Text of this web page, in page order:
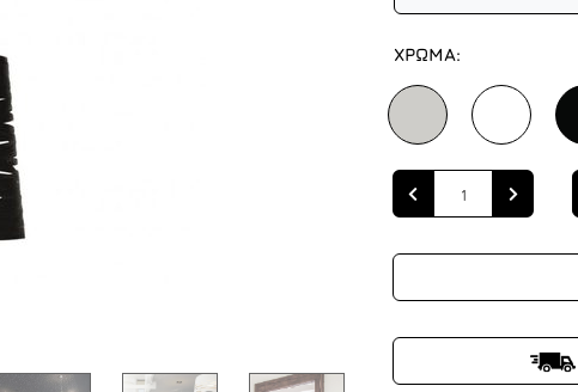
ΧΡΩΜΑ: